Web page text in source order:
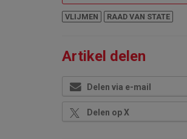
VLIJMEN RAAD VAN STATE
Artikel delen
Delen via e-mail
Delen op X